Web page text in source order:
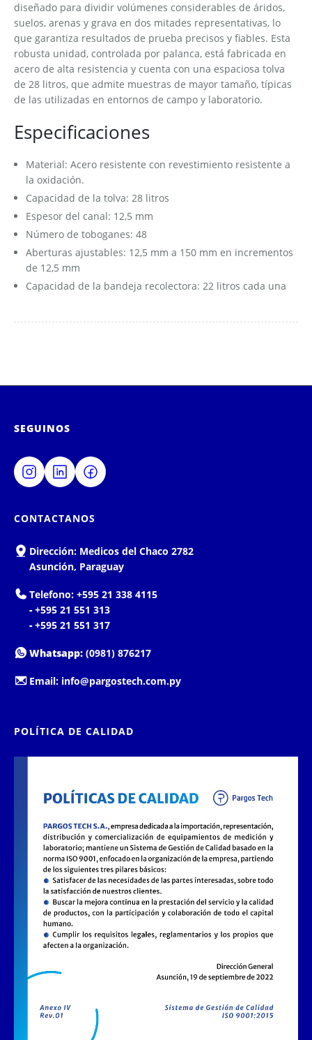
diseñado para dividir volúmenes considerables de áridos,
suelos, arenas y grava en dos mitades representativas, lo
que garantiza resultados de prueba precisos y fiables. Esta
robusta unidad, controlada por palanca, está fabricada en
acero de alta resistencia y cuenta con una espaciosa tolva
de 28 litros, que admite muestras de mayor tamaño, típicas
de las utilizadas en entornos de campo y laboratorio.
Especificaciones
Material: Acero resistente con revestimiento resistente a
la oxidación.
Capacidad de la tolva: 28 litros
Espesor del canal: 12,5 mm
Número de toboganes: 48
Aberturas ajustables: 12,5 mm a 150 mm en incrementos
de 12,5 mm
Capacidad de la bandeja recolectora: 22 litros cada una
SEGUINOS
CONTACTANOS
Dirección: Medicos del Chaco 2782
Asunción, Paraguay
Telefono: +595 21 338 4115
-+595 21 551 313
-+595 21 551 317
Whatsapp: (0981) 876217
Email: info@pargostech.com.py
POLÍTICA DE CALIDAD